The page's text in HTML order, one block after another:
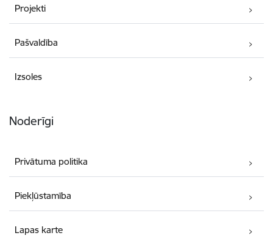
Projekti
Pašvaldība
Izsoles
Noderīgi
Privātuma politika
Piekļūstamība
Lapas karte